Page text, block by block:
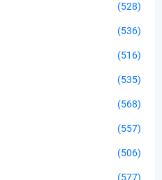
(528)
(536)
(516)
(535)
(568)
(557)
(506)
(577)